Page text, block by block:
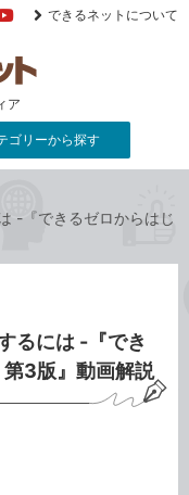
ア
YouTube
できるネットについて
ゴリーから探す
-『できるゼロからはじ
るには -『でき
3版』動画解説